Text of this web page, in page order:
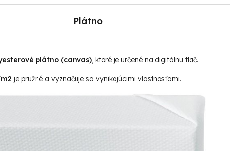
Plátno
plátno (canvas), ktoré je určené na digitálnu tlač.
je pružné a vyznačuje sa vynikajúcimi vlastnosťami.